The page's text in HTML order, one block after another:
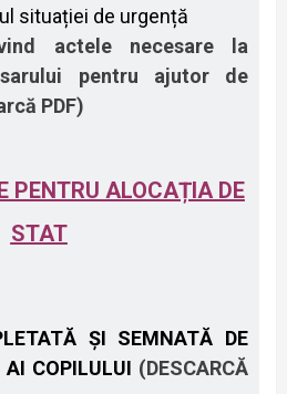
situației de urgență
actele necesare la
pentru ajutor de
PDF)
PENTRU ALOCAȚIA DE
STAT
ŞI SEMNATĂ DE
COPILULUI (DESCARCĂ